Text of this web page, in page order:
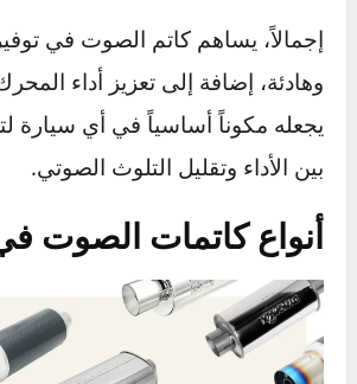
كفاءة المحرك لأنه يسمح لغازات
بسرعة وسلاسة دون مقاومة زائدة.
كاتم الصوت من الضغط على
في تحسين استهلاك الوقود ويزيد
إجمالاً، يساهم كاتم الصوت في
وهادئة، إضافة إلى تعزيز أداء المحرك
يجعله مكوناً أساسياً في أي سيارة
بين الأداء وتقليل التلوث الصوتي.